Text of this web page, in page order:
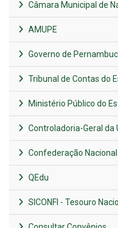
Câmara Municipal de
AMUPE
Governo de
Tribunal de Contas do
Ministério Público do
Controladoria-Geral da
Confederação
QEdu
SICONFI - Tesouro